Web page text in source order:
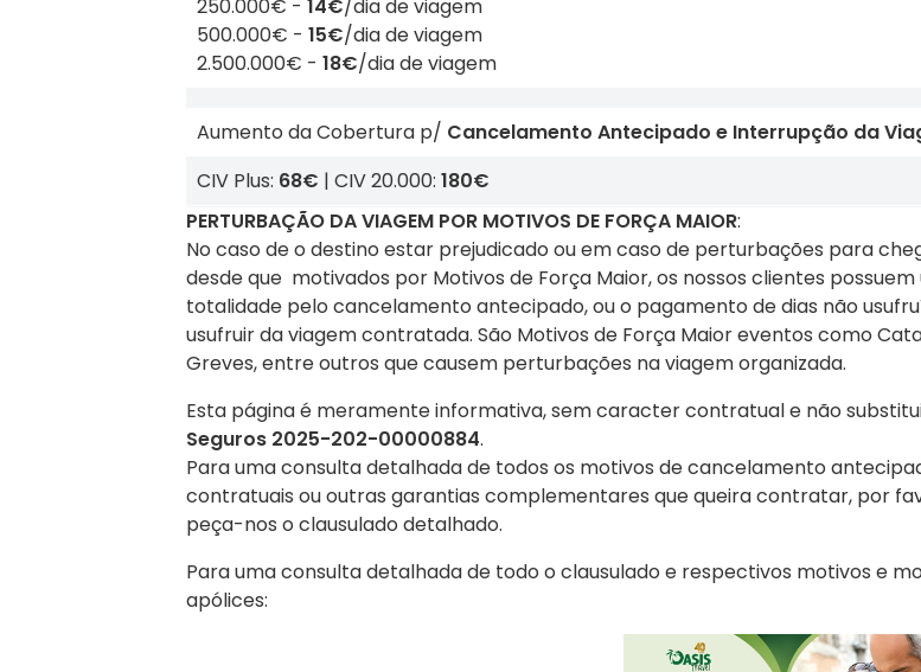
Destinos Praia
Escolha o seu destino de praia ! Nós ajudamos ...
Testemunhos
O que dizem de nós
250.000€ - 14€/dia de viagem
500.000€ - 15€/dia de viagem
2.500.000€ - 18€/dia de viagem
Aumento da Cobertura p/ Cancelamento Antecipado e Interrupção da
CIV Plus: 68€ | CIV 20.000: 180€
PERTURBAÇÃO DA VIAGEM POR MOTIVOS DE FORÇA MAIOR:
No caso de o destino estar prejudicado ou em caso de perturbações para
desde que motivados por Motivos de Força Maior, os nossos clientes
totalidade pelo cancelamento antecipado, ou o pagamento de dias não
usufruir da viagem contratada. São Motivos de Força Maior eventos como
Greves, entre outros que causem perturbações na viagem organizada.
Esta página é meramente informativa, sem caracter contratual e não
Seguros 2025-202-00000884.
Para uma consulta detalhada de todos os motivos de cancelamento
contratuais ou outras garantias complementares que queira contratar, por
peça-nos o clausulado detalhado.
Para uma consulta detalhada de todo o clausulado e respectivos motivos e
apólices: